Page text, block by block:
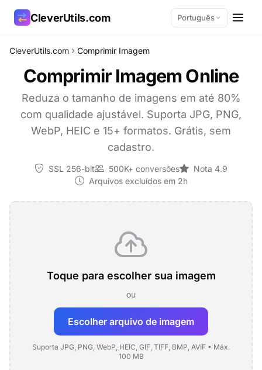
CleverUtils.com Português
CleverUtils.com Comprimir Imagem
Comprimir Imagem Online
Reduza o tamanho de imagens em até 80%
com qualidade ajustável. Suporta JPG, PNG,
WebP, HEIC e 15+ formatos. Grátis, sem
cadastro.
SSL 256-bit 500K+ conversões
Nota 4.9
Arquivos excluídos em 2h
Toque para escolher sua imagem
ou
Escolher arquivo de imagem
Suporta JPG, PNG, WebP, HEIC, GIF, TIFF, BMP, AVIF • Máx.
100 MB
Copiar link